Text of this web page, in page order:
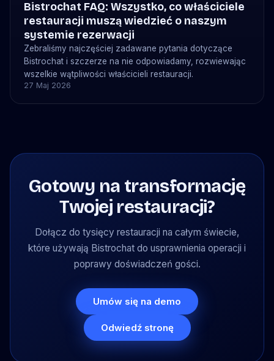
Bistrochat FAQ: Wszystko, co właściciele
restauracji muszą wiedzieć o naszym
systemie rezerwacji
Zebraliśmy najczęściej zadawane pytania dotyczące
Bistrochat i szczerze na nie odpowiadamy, rozwiewając
wszelkie wątpliwości właścicieli restauracji.
27 Maj 2026
Gotowy na transformację
Twojej restauracji?
Dołącz do tysięcy restauracji na całym świecie,
które używają Bistrochat do usprawnienia operacji i
poprawy doświadczeń gości.
Umów się na demo
Odwiedź stronę